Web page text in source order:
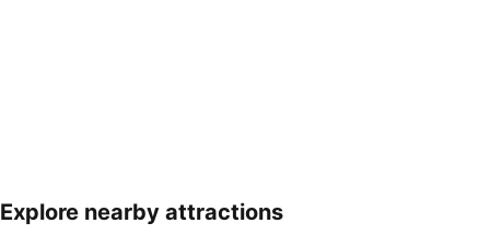
展開地圖
Explore nearby attractions